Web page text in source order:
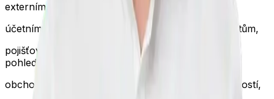
externím dodavatelům IT a technických služeb,
účetním, daňovým poradcům, auditorům a advokátům,
pojišťovnám a inkasním agenturám při vymáhání
pohledávek,
obchodním zástupcům spolupracujícím se společností,